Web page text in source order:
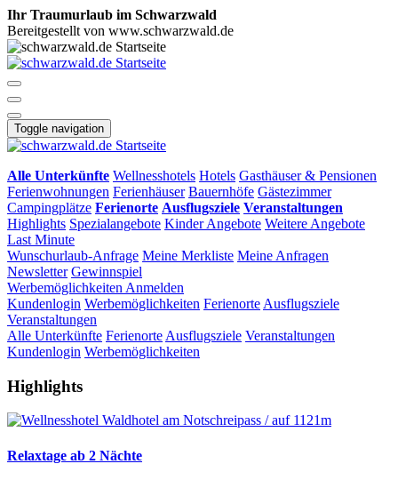
Ihr Traumurlaub im Schwarzwald
Bereitgestellt von www.schwarzwald.de
Toggle navigation
Alle Unterkünfte Wellnesshotels Hotels Gasthäuser & Pensionen
Ferienwohnungen Ferienhäuser Bauernhöfe Gästezimmer
Campingplätze Ferienorte Ausflugsziele Veranstaltungen
Highlights Spezialangebote Kinder Angebote Weitere Angebote
Last Minute
Wunschurlaub-Anfrage Meine Merkliste Meine Anfragen
Newsletter Gewinnspiel
Werbemöglichkeiten Anmelden
Kundenlogin Werbemöglichkeiten Ferienorte Ausflugsziele
Veranstaltungen
Alle Unterkünfte Ferienorte Ausflugsziele Veranstaltungen
Kundenlogin Werbemöglichkeiten
Highlights
Relaxtage ab 2 Nächte